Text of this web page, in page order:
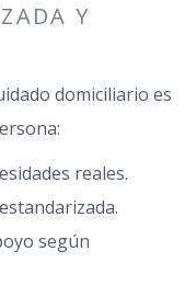
Y
domiciliario es
reales.
según